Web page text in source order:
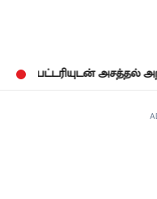
அசத்தல் அறிமுகம்!